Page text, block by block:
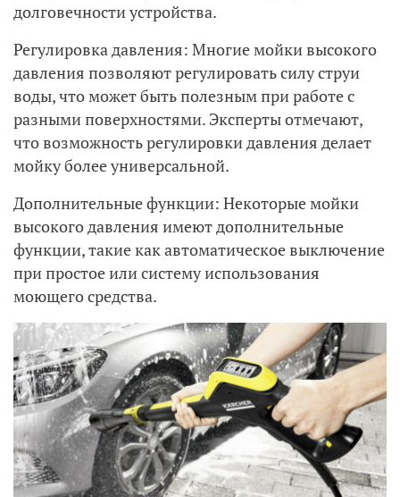
долговечности устройства.
Регулировка давления: Многие мойки высокого
давления позволяют регулировать силу струи
воды, что может быть полезным при работе с
разными поверхностями. Эксперты отмечают,
что возможность регулировки давления делает
мойку более универсальной.
Дополнительные функции: Некоторые мойки
высокого давления имеют дополнительные
функции, такие как автоматическое выключение
при простое или систему использования
моющего средства.